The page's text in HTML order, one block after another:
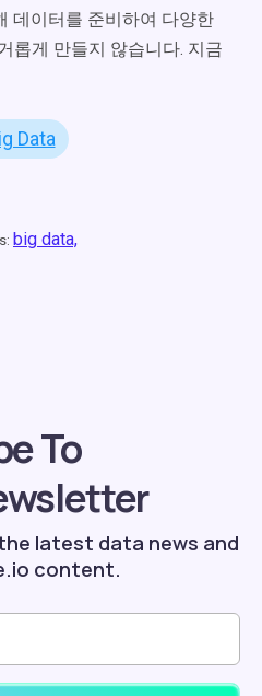
데이터를 준비하여 다양한
롭게 만들지 않습니다. 지금
Data
big data,
To
latest data news and
content.